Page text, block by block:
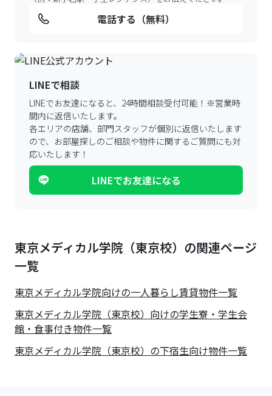
電話する（無料）
LINEで相談
LINEでお友達になると、24時間相談受付可能！ ※営業時
間内に返信いたします。
各エリアの店舗、部門スタッフが個別に返信いたします
ので、 お部屋探しのご相談や物件に関するご質問にも対
応いたします！
LINEでお友達になる
東京メディカル学院（東京校）の関連ページ
一覧
東京メディカル学院向けの一人暮らし賃貸物件一覧
東京メディカル学院（東京校）向けの学生寮・学生会
館・食事付き物件一覧
東京メディカル学院（東京校）の下宿生向け物件一覧